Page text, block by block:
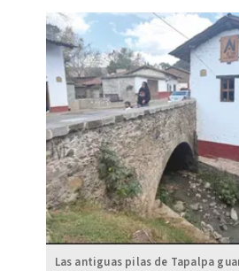
Las antiguas pilas de Tapalpa